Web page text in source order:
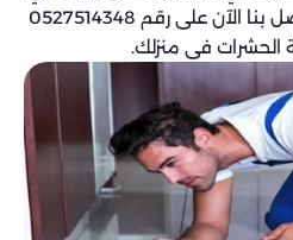
الخدمة وأسعار تنافسية. اتصل بنا الآن على رقم 0527514348
في منزلك.